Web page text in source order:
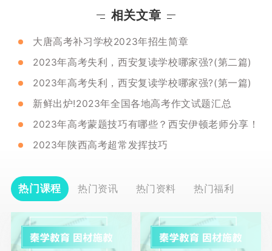
相关文章
大唐高考补习学校2023年招生简章
2023年高考失利，西安复读学校哪家强?(第二篇)
2023年高考失利，西安复读学校哪家强?(第一篇)
新鲜出炉!2023年全国各地高考作文试题汇总
2023年高考蒙题技巧有哪些？西安伊顿老师分享！
2023年陕西高考超常发挥技巧
热门课程 热门资讯 热门资料 热门福利